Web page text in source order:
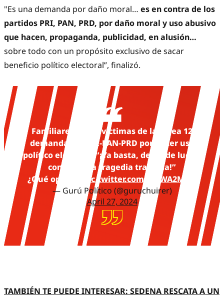
"Es una demanda por daño moral… es en contra de los
partidos PRI, PAN, PRD, por daño moral y uso abusivo
que hacen, propaganda, publicidad, en alusión…
sobre todo con un propósito exclusivo de sacar
beneficio político electoral”, finalizó.
Familiares de las víctimas de la Línea 12
demandan al PRI-PAN-PRD por hacer uso
político electoral, “¡Ya basta, dejen de lucrar
con nuestra tragedia tragedia!”
¿Qué opinas?
pic.twitter.com/TrFWA2Mi1p
— Gurú Político (@guruchuirer)
April 27, 2024
TAMBIÉN TE PUEDE INTERESAR: SEDENA RESCATA A UN